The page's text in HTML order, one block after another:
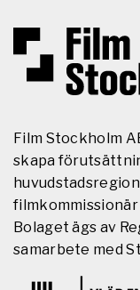
Film Stockholm
skapa
Bolaget ägs av
samarbete med